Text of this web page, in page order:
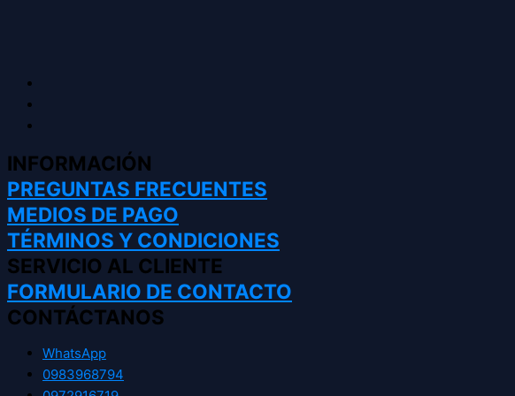
INFORMACIÓN
PREGUNTAS FRECUENTES
MEDIOS DE PAGO
TÉRMINOS Y CONDICIONES
SERVICIO AL CLIENTE
FORMULARIO DE CONTACTO
CONTÁCTANOS
WhatsApp
0983968794